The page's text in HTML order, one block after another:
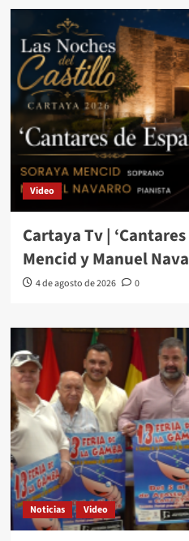
Video
Cartaya Tv |
Mencid y Manuel
4 de agosto de 2026 0
Noticias Video